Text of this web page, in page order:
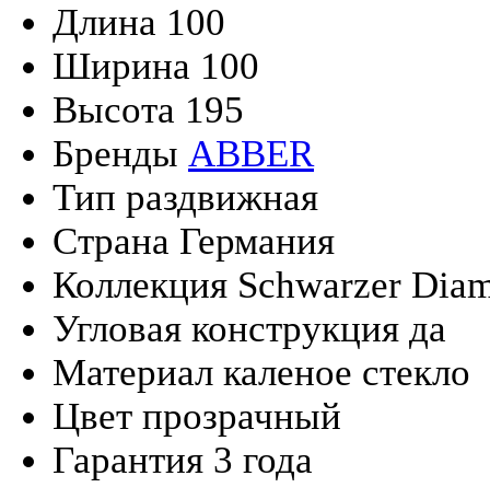
Длина 100
Ширина 100
Высота 195
Бренды ABBER
Тип раздвижная
Страна Германия
Коллекция Schwarzer
Угловая конструкция да
Материал каленое стекло
Цвет прозрачный
Гарантия 3 года